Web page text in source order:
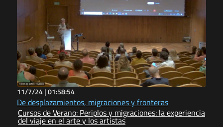
11/7/24 |01:58:54
De desplazamientos, migraciones y fronteras
Cursos de Verano: Periplos y migraciones: la experiencia
del viaje en el arte y los artistas